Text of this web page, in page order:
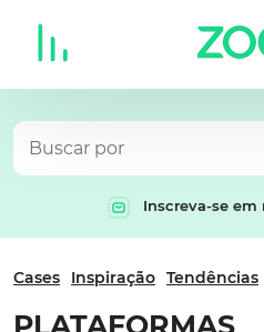
content
Inscreva-se
Cases Inspiração Tendências
PLATAFORMAS